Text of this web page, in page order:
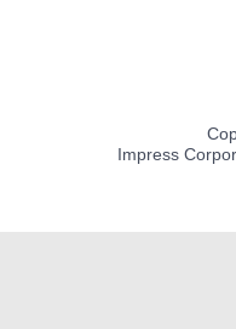
Impress